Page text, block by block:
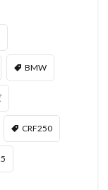
BMW
CRF250